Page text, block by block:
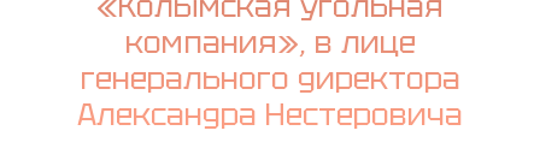
компания», в лице
генерального директора
Александра Нестеровича